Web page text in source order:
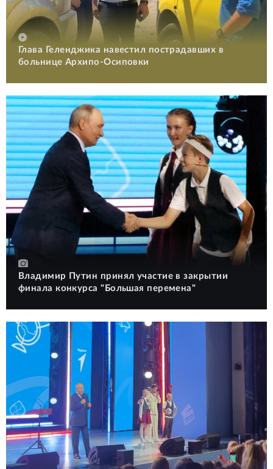
Глава Геленджика навестил пострадавших в
больнице Архипо-Осиповки
Владимир Путин принял участие в закрытии
финала конкурса "Большая перемена"